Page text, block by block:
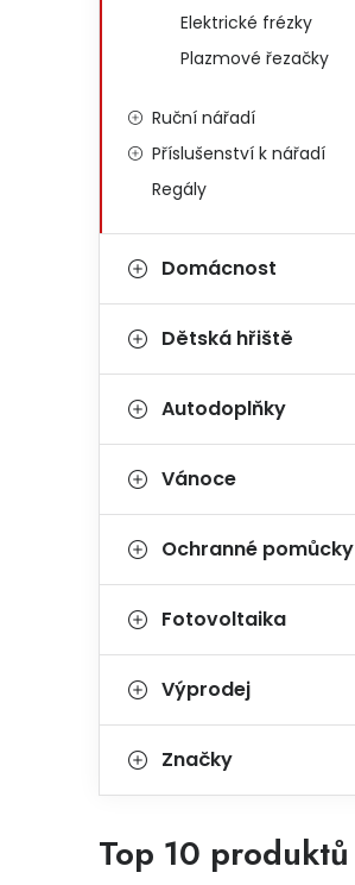
Elektrické frézky
Plazmové řezačky
Ruční nářadí
Příslušenství k nářadí
Regály
Domácnost
Dětská hřiště
Autodoplňky
Vánoce
Ochranné pomůcky
Fotovoltaika
Výprodej
Značky
Top 10 produktů